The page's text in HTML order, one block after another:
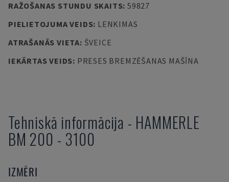
RAŽOŠANAS STUNDU SKAITS: 59827
PIELIETOJUMA VEIDS: LENKIMAS
ATRAŠANĀS VIETA: ŠVEICE
IEKĀRTAS VEIDS: PRESES BREMZĒŠANAS MAŠĪNA
Tehniskā informācija - HAMMERLE
BM 200 - 3100
IZMĒRI